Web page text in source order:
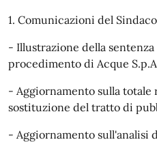
1. Comunicazioni del
- Illustrazione della sentenza
procedimento di Acque
- Aggiornamento sulla totale
sostituzione del tratto di
- Aggiornamento sull'analisi